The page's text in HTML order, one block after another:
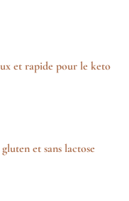
et rapide pour le keto
et sans lactose